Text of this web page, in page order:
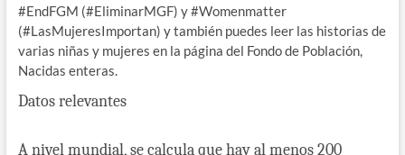
#EndFGM (#EliminarMGF) y #Womenmatter
(#LasMujeresImportan) y también puedes leer las historias de
varias niñas y mujeres en la página del Fondo de Población,
Nacidas enteras.
Datos relevantes
A nivel mundial, se calcula que hay al menos 200